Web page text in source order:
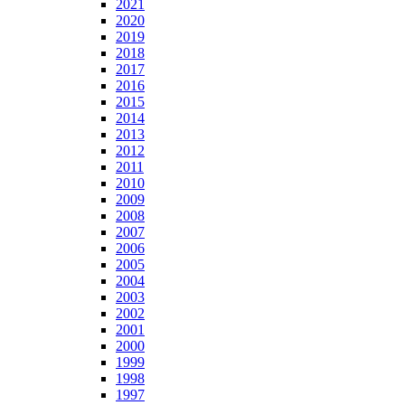
2021
2020
2019
2018
2017
2016
2015
2014
2013
2012
2011
2010
2009
2008
2007
2006
2005
2004
2003
2002
2001
2000
1999
1998
1997